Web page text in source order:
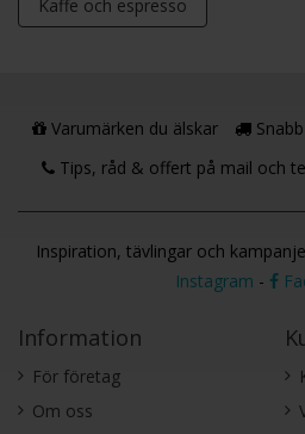
Kaffe och espresso
Varumärken du älskar
Tips, råd & offert på mail och
Inspiration, tävlingar och
Instagram -
Information
För företag
Om oss